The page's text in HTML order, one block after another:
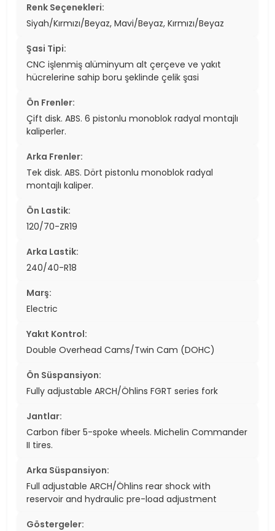
Renk Seçenekleri:
Siyah/Kırmızı/Beyaz, Mavi/Beyaz, Kırmızı/Beyaz
Şasi Tipi:
CNC işlenmiş alüminyum alt çerçeve ve yakıt
hücrelerine sahip boru şeklinde çelik şasi
Ön Frenler:
Çift disk. ABS. 6 pistonlu monoblok radyal montajlı
kaliperler.
Arka Frenler:
Tek disk. ABS. Dört pistonlu monoblok radyal
montajlı kaliper.
Ön Lastik:
120/70-ZR19
Arka Lastik:
240/40-R18
Marş:
Electric
Yakıt Kontrol:
Double Overhead Cams/Twin Cam (DOHC)
Ön Süspansiyon:
Fully adjustable ARCH/Öhlins FGRT series fork
Jantlar:
Carbon fiber 5-spoke wheels. Michelin Commander
II tires.
Arka Süspansiyon:
Full adjustable ARCH/Öhlins rear shock with
reservoir and hydraulic pre-load adjustment
Göstergeler: